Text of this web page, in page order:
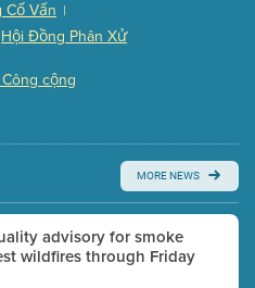
of 3) (168 Kb PDF , 3 pgs )
time.
closed captioning with agenda
Learn more
Vấn |
Hội Đồng Phân Xử
cộng
MORE NEWS
advisory for smoke
wildfires through Friday